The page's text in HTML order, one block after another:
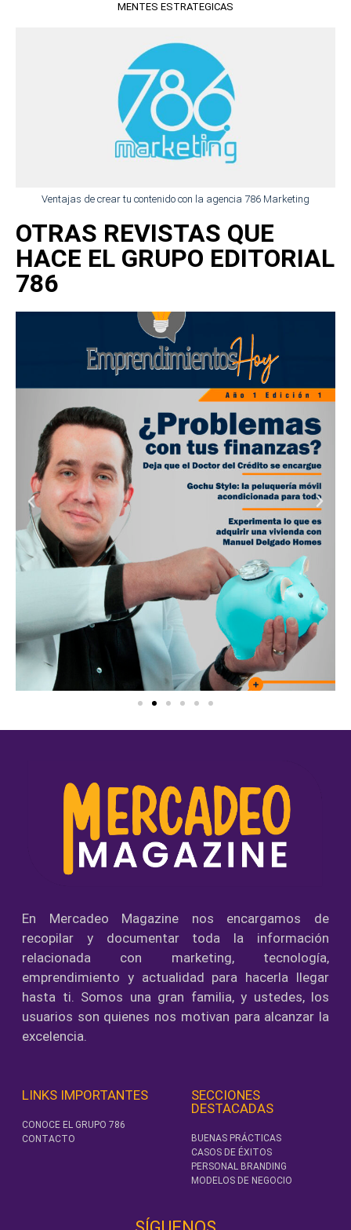
MENTES ESTRATEGICAS
Ventajas de crear tu contenido con la agencia 786 Marketing
OTRAS REVISTAS QUE
HACE EL GRUPO EDITORIAL
786
En Mercadeo Magazine nos encargamos de
recopilar y documentar toda la información
relacionada con marketing, tecnología,
emprendimiento y actualidad para hacerla llegar
hasta ti. Somos una gran familia, y ustedes, los
usuarios son quienes nos motivan para alcanzar la
excelencia.
LINKS IMPORTANTES
CONOCE EL GRUPO 786
CONTACTO
SECCIONES
DESTACADAS
BUENAS PRÁCTICAS
CASOS DE ÉXITOS
PERSONAL BRANDING
MODELOS DE NEGOCIO